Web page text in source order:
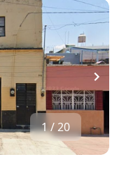
1 / 20